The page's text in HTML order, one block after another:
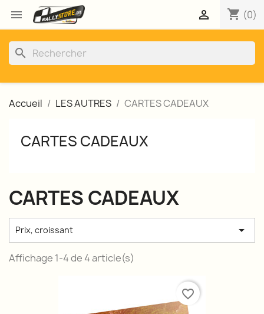
 shopping_cart (0)

search
Accueil LES AUTRES CARTES CADEAUX
CARTES CADEAUX
CARTES CADEAUX
Prix, croissant 
Affichage 1-4 de 4 article(s)
favorite_border